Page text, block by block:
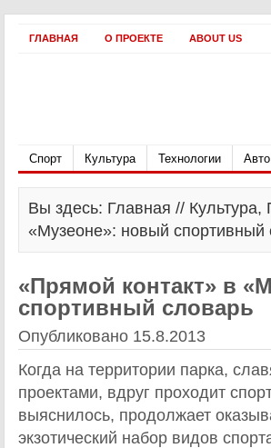
ГЛАВНАЯ О ПРОЕКТЕ ABOUT US
Спорт Культура Технологии Авто
Вы здесь: Главная // Культура,
«Музеоне»: новый спортивный
«Прямой контакт» в
спортивный словарь
Опубликовано 15.8.2013
Когда на территории парка,
проектами, вдруг проходит
выяснилось, продолжает
экзотический набор видов